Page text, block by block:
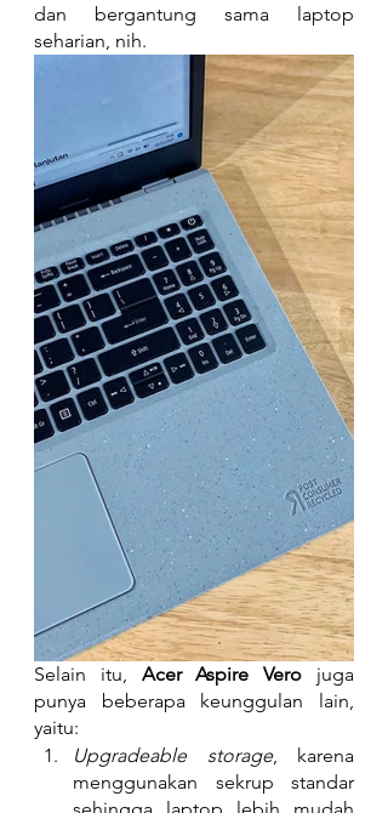
dan bergantung sama laptop
seharian, nih.
Selain itu, Acer Aspire Vero juga
punya beberapa keunggulan lain,
yaitu:
Upgradeable storage, karena
menggunakan sekrup standar
sehingga laptop lebih mudah